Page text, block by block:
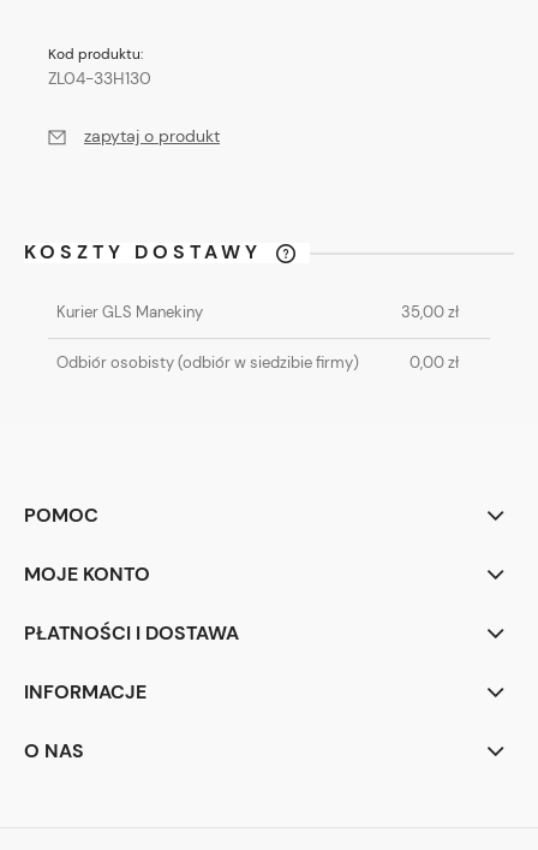
Kod produktu:
ZL04-33H130
zapytaj o produkt
KOSZTY DOSTAWY
KOSZTÓW PŁATNOŚCI
Kurier GLS Manekiny 35,00 zł
Odbiór osobisty(odbiór w siedzibie firmy) 0,00 zł
POMOC
MOJE KONTO
PŁATNOŚCI I DOSTAWA
INFORMACJE
O NAS